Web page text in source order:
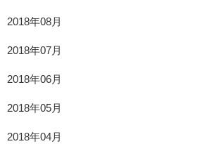
2018年08月
2018年07月
2018年06月
2018年05月
2018年04月